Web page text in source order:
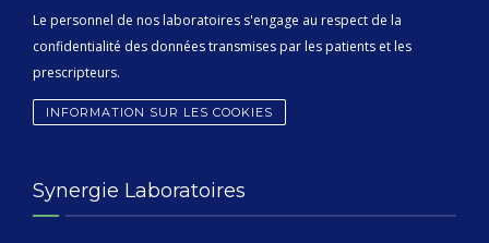
Le personnel de nos laboratoires s'engage au respect de la
confidentialité des données transmises par les patients et les
prescripteurs.
INFORMATION SUR LES COOKIES
Synergie Laboratoires